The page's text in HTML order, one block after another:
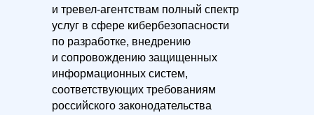
и тревел-агентствам полный спектр
услуг в сфере кибербезопасности
по разработке, внедрению
и сопровождению защищенных
информационных систем,
соответствующих требованиям
российского законодательства